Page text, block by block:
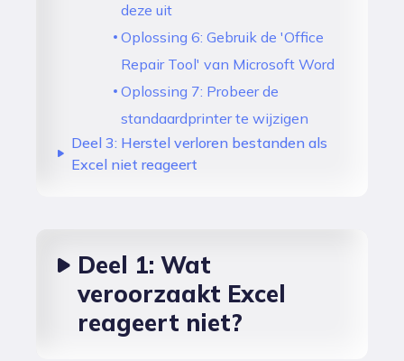
deze uit
Oplossing 6: Gebruik de 'Office
Repair Tool' van Microsoft Word
Oplossing 7: Probeer de
standaardprinter te wijzigen
Deel 3: Herstel verloren bestanden als
Excel niet reageert
Deel 1: Wat
veroorzaakt Excel
reageert niet?